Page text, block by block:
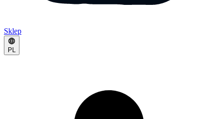
Sklep
PL